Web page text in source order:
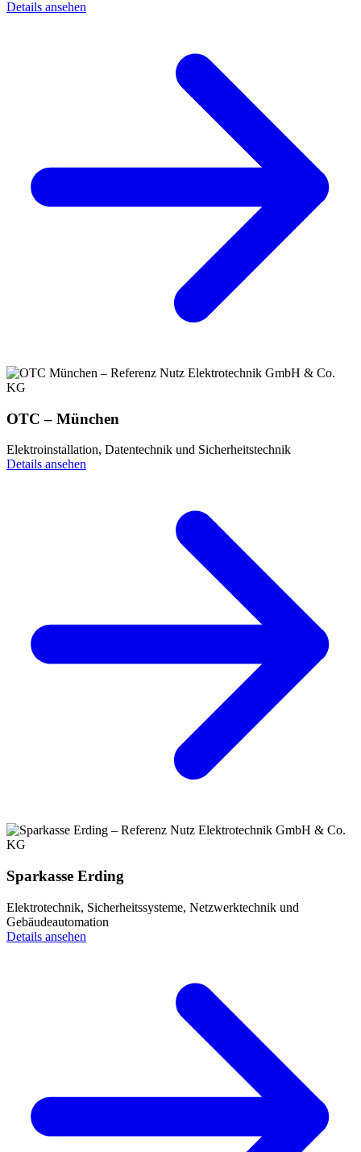
Details ansehen
OTC – München
Elektroinstallation, Datentechnik und Sicherheitstechnik
Details ansehen
Sparkasse Erding
Elektrotechnik, Sicherheitssysteme, Netzwerktechnik und
Gebäudeautomation
Details ansehen